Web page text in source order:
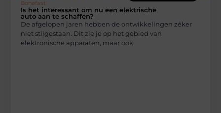
Bonefast
Is het interessant om nu een elektrische
auto aan te schaffen?
De afgelopen jaren hebben de ontwikkelingen zéker
niet stilgestaan. Dit zie je op het gebied van
elektronische apparaten, maar ook